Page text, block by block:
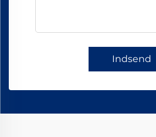
Indsend